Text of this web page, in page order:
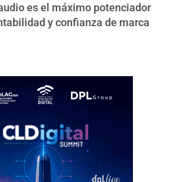
es el máximo potenciador
y confianza de marca